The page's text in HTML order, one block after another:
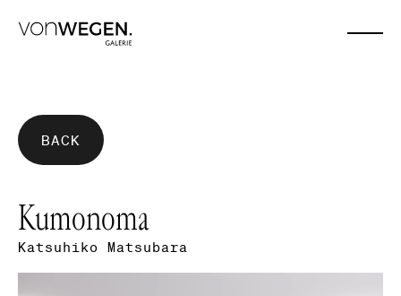
BACK
Kumonoma
Katsuhiko Matsubara